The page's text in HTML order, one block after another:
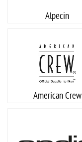
Alpecin
American Crew